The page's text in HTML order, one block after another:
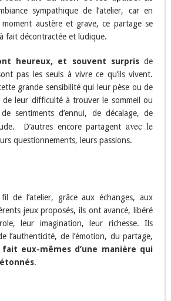
sympathique de l’atelier, car en
austère et grave, ce partage se
fait décontractée et ludique.
heureux, et souvent surprisde
pas les seuls à vivre ce qu’ils vivent.
grande sensibilité qui leur pèse ou de
de leur difficulté à trouver le sommeil ou
sentiments d’ennui, de décalage, de
D’autres encore partagent avec le
questionnements, leurs passions.
de l’atelier, grâce aux échanges, aux
jeux proposés, ils ont avancé, libéré
leur imagination, leur richesse. Ils
l’authenticité, de l’émotion, du partage,
eux-mêmes d’une manière qui
.